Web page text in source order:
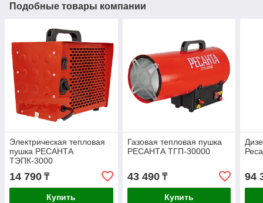
Подобные товары компании
Электрическая тепловая
пушка РЕСАНТА
ТЭПК-3000
14 790 ₸
Купить
Газовая тепловая пушка
РЕСАНТА ТГП-30000
43 490₸
Купить
94